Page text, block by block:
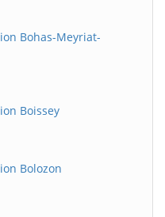
Bohas-Meyriat-
Boissey
Bolozon